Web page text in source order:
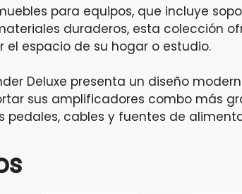
para equipos, que incluye
duraderos, esta colección
el espacio de su hogar o estudio.
Deluxe presenta un diseño
sus amplificadores combo más
pedales, cables y fuentes de